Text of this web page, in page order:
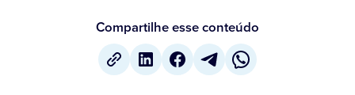
Compartilhe esse conteúdo